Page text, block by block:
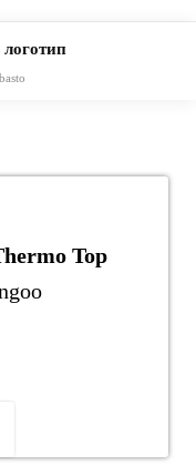
Top